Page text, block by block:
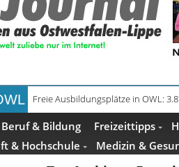
Recyclingpapier in Küche und Bad
Beruf & Bildung Freizeittipps
& Hochschule
Medizin &